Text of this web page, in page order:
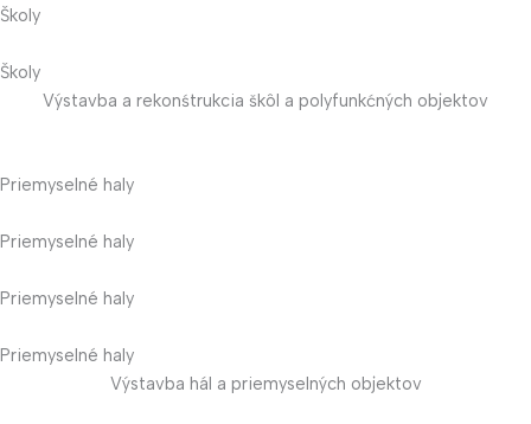
Školy
Školy
Výstavba a rekonśtrukcia škôl a polyfunkćných objektov
Priemyselné haly
Priemyselné haly
Priemyselné haly
Priemyselné haly
Výstavba hál a priemyselných objektov